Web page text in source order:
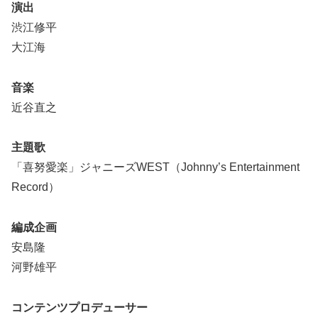
演出
渋江修平
大江海
音楽
近谷直之
主題歌
「喜努愛楽」ジャニーズWEST（Johnny’s Entertainment
Record）
編成企画
安島隆
河野雄平
コンテンツプロデューサー